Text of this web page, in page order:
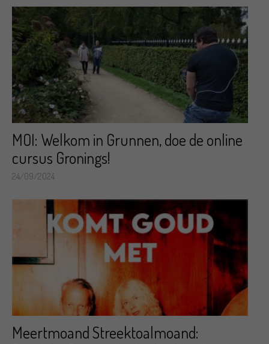
MOI: Welkom in Grunnen, doe de online
cursus Gronings!
24/09/2024
Meertmoand Streektoalmoand: